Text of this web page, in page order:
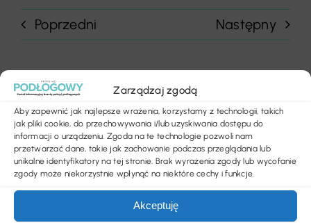
Zarządzaj zgodą
Aby zapewnić jak najlepsze wrażenia, korzystamy z technologii, takich
jak pliki cookie, do przechowywania i/lub uzyskiwania dostępu do
informacji o urządzeniu. Zgoda na te technologie pozwoli nam
przetwarzać dane, takie jak zachowanie podczas przeglądania lub
unikalne identyfikatory na tej stronie. Brak wyrażenia zgody lub wycofanie
zgody może niekorzystnie wpłynąć na niektóre cechy i funkcje.
Akceptuję
Poprzedni Następny
Szukaj